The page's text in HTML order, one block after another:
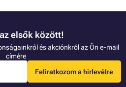
elsők között!
és akciónkról az Ön e-mail
címére
Feliratkozom a hírlevélre